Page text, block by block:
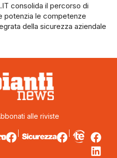
consolida il percorso di
potenzia le competenze
della sicurezza aziendale
alle riviste